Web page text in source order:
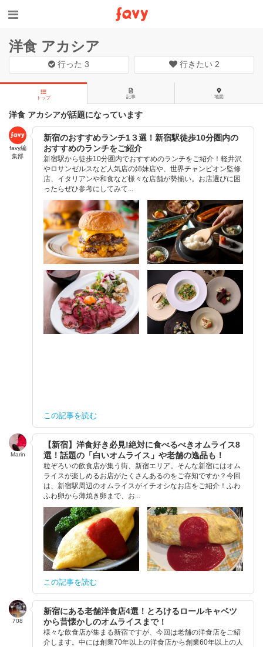
洋食 アカシア
行った3 行きたい 2
トップ 記事 地図
洋食 アカシアが話題になっています
favy編
集部
新宿のおすすめランチ1３選！新宿駅徒歩10分圏内の
おすすめのランチをご紹介
新宿駅から徒歩10分圏内でおすすめのランチをご紹介！軽井沢
やロサンゼルスなど人気店の姉妹店や、世界チャンピオン監修
店、イタリアンや和食など様々な店舗が勢揃い。お店選びに困
ったらぜひ参考にしてみて...
この記事を読む
Marin
【新宿】洋食好き必見!絶対に食べるべきオムライス8
選！話題の「白いオムライス」や老舗の逸品も！
粒ぞろいの飲食店が集う街、新宿エリア。そんな新宿にはオム
ライスが楽しめるお店がたくさんあるのをご存知ですか？今回
は、新宿駅周辺のオムライスがイチオシなお店をご紹介！ふわ
ふわ卵から薄焼き卵まで、お...
この記事を読む
708
新宿にある老舗洋食店4選！とろけるロールキャベツ
から昔懐かしのオムライスまで！
様々な飲食店が集まる新宿ですが、今回は老舗の洋食店をご紹
介します。中には創業70年以上の洋食店から創業60年以上の人